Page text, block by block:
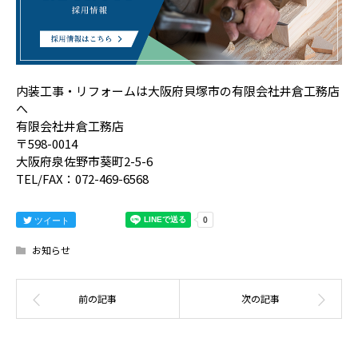
内装工事・リフォームは大阪府貝塚市の有限会社井倉工務店
へ
有限会社井倉工務店
〒598-0014
大阪府泉佐野市葵町2-5-6
TEL/FAX：072-469-6568
ツイート
お知らせ